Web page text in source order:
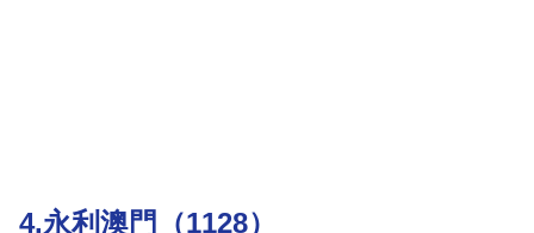
4.永利澳門（1128）